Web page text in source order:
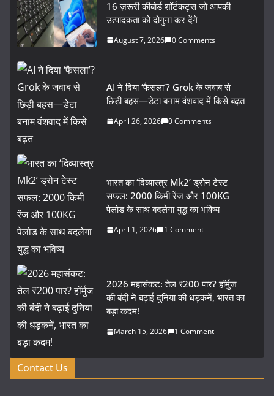
16 ज़रूरी कीबोर्ड शॉर्टकट्स जो आपकी
उत्पादकता को दोगुना कर देंगे
August 7, 2026 0 Comments
AI ने दिया ‘फैसला’? Grok के जवाब से
छिड़ी बहस—डेटा बनाम वंशवाद में किसे बढ़त
April 26, 2026 0 Comments
भारत का ‘दिव्यास्त्र Mk2’ ड्रोन टेस्ट
सफल: 2000 किमी रेंज और 100KG
पेलोड के साथ बदलेगा युद्ध का भविष्य
April 1, 2026 1 Comment
2026 महासंकट: तेल ₹200 पार? हॉर्मुज
की बंदी ने बढ़ाई दुनिया की धड़कनें, भारत का
बड़ा कदम!
March 15, 2026 1 Comment
Contact Us